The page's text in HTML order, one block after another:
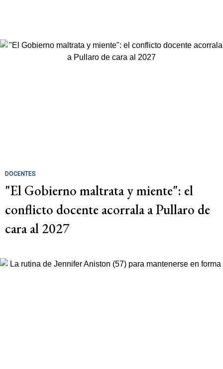
DOCENTES
"El Gobierno maltrata y miente": el
conflicto docente acorrala a Pullaro de
cara al 2027